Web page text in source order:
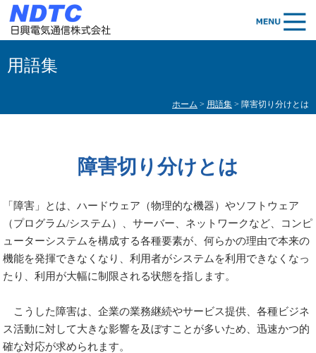
用語集
ホーム > 用語集 > 障害切り分けとは
障害切り分けとは
「障害」とは、ハードウェア（物理的な機器）やソフトウェア
（プログラム/システム）、サーバー、ネットワークなど、コンピ
ューターシステムを構成する各種要素が、何らかの理由で本来の
機能を発揮できなくなり、利用者がシステムを利用できなくなっ
たり、利用が大幅に制限される状態を指します。
こうした障害は、企業の業務継続やサービス提供、各種ビジネ
ス活動に対して大きな影響を及ぼすことが多いため、迅速かつ的
確な対応が求められます。